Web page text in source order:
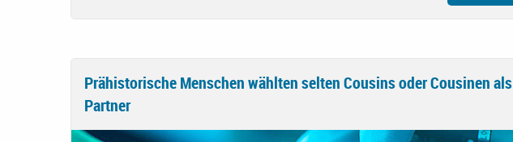
Prähistorische Menschen wählten selten Cousins oder Cousinen als
Partner